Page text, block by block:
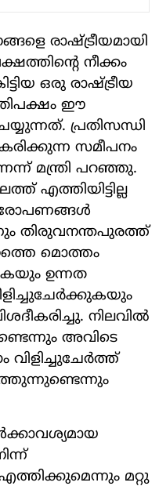
രാഷ്ട്രീയമായി
നീക്കം
ഒരു രാഷ്ട്രീയ
ഈ
പ്രതിസന്ധി
സമീപനം
മന്ത്രി പറഞ്ഞു.
എത്തിയിട്ടില്ല
തിരുവനന്തപുരത്ത്
മൊത്തം
ഉന്നത
നിലവില്‍
അവിടെ
വിളിച്ചുചേര്‍ത്ത്
മറ്റു